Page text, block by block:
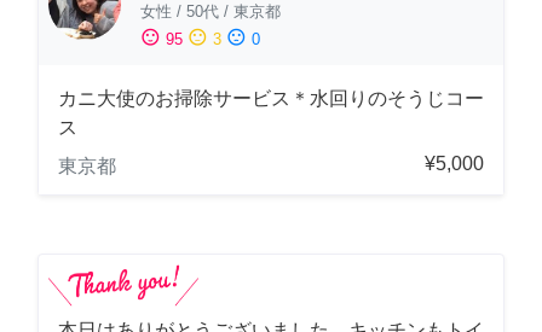
女性 / 50代 / 東京都
sentiment_satisfied 95 sentiment_neutral 3 sentiment_dissatisfied 0
カニ大使のお掃除サービス＊水回りのそうじコー
ス
東京都
¥5,000